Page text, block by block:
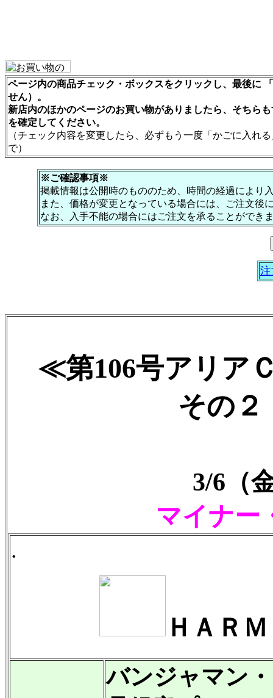
ページ内の商品チェック・ボックスをクリックし、最後に
せん）。
新店内のほかのページのお買い物がありましたら、そちら
を確定してください。
（チェック内容を変更したら、必ずもう一度「かごに入れ
で）
※ご確認事項※
掲載情報は公開時のもののため、時間の経過により
また、価格が変更となっている場合には、ご注文後
なお、入手不能の場合にはご注文を承ることができ
≪第106号アリア
その
3/6（
マイナー
.
ＨＡＲ
バンジャマン